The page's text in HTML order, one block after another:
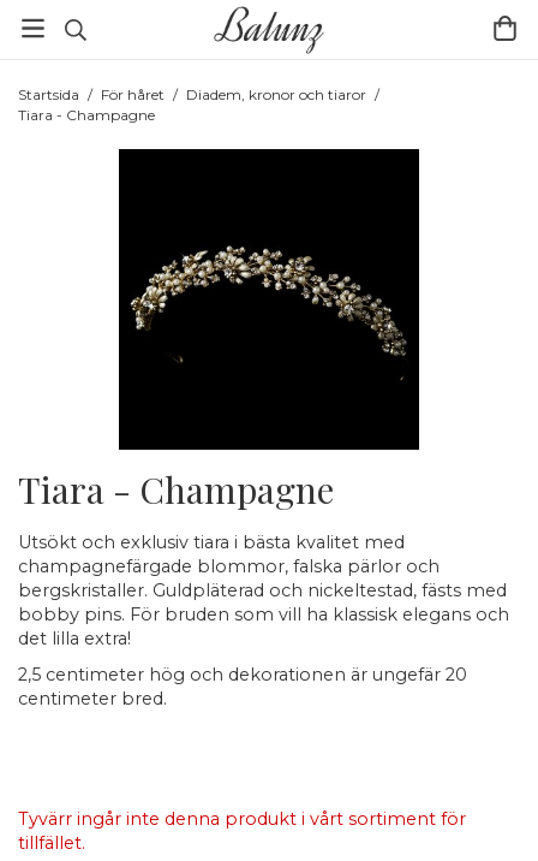
Startsida / För håret / Diadem, kronor och tiaror /
Tiara - Champagne
Tiara - Champagne
Utsökt och exklusiv tiara i bästa kvalitet med
champagnefärgade blommor, falska pärlor och
bergskristaller. Guldpläterad och nickeltestad, fästs med
bobby pins. För bruden som vill ha klassisk elegans och
det lilla extra!
2,5 centimeter hög och dekorationen är ungefär 20
centimeter bred.
Tyvärr ingår inte denna produkt i vårt sortiment för
tillfället.